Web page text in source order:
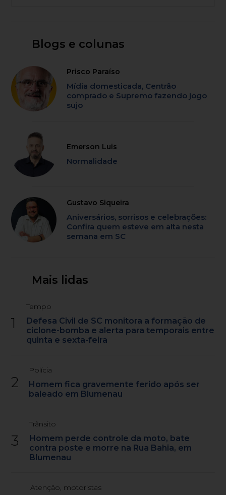
Blogs e colunas
Prisco Paraíso
Mídia domesticada, Centrão
comprado e Supremo fazendo jogo
sujo
Emerson Luis
Normalidade
Gustavo Siqueira
Aniversários, sorrisos e celebrações:
Confira quem esteve em alta nesta
semana em SC
Mais lidas
1
Tempo
Defesa Civil de SC monitora a formação de
ciclone-bomba e alerta para temporais entre
quinta e sexta-feira
2
Polícia
Homem fica gravemente ferido após ser
baleado em Blumenau
3
Trânsito
Homem perde controle da moto, bate
contra poste e morre na Rua Bahia, em
Blumenau
Atenção, motoristas